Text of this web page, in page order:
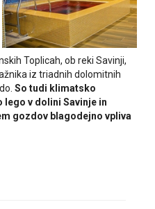
Toplicah, ob reki Savinji,
iz triadnih dolomitnih
So tudi klimatsko
lego v dolini Savinje in
gozdov blagodejno vpliva